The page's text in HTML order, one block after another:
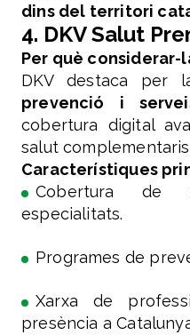
dins del territori
4. DKV Salut
Per què considerar-
DKV destaca per
prevenció i
cobertura digital
salut
Característiques
Cobertura de
especialitats.
Programes de
Xarxa de
presència a